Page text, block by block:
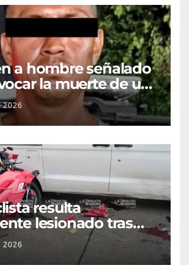
a hombre señalado
la muerte de un
2026
resulta
lesionado tras
la colonia Ricardo
2026